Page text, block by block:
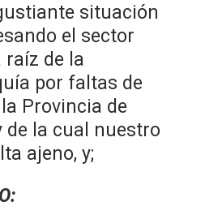
situación
el sector
raíz de la
por faltas de
Provincia de
de la cual nuestro
ajeno, y;